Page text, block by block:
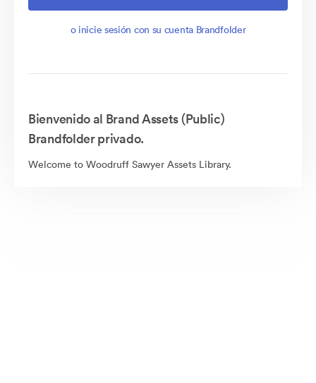
o inicie sesión con su cuenta Brandfolder
Bienvenido al Brand Assets (Public)
Brandfolder privado.
Welcome to Woodruff Sawyer Assets Library.